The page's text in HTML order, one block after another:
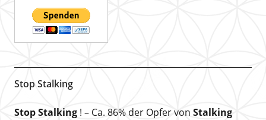
Stop Stalking
Stop Stalking! – Ca. 86% der Opfer von Stalking